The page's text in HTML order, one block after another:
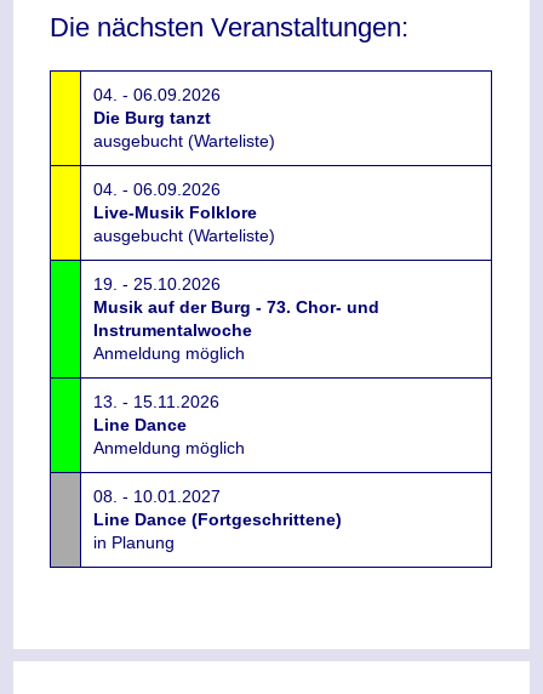
Die nächsten Veranstaltungen:
04. - 06.09.2026
Die Burg tanzt
ausgebucht (Warteliste)
04. - 06.09.2026
Live-Musik Folklore
ausgebucht (Warteliste)
19. - 25.10.2026
Musik auf der Burg - 73. Chor- und
Instrumentalwoche
Anmeldung möglich
13. - 15.11.2026
Line Dance
Anmeldung möglich
08. - 10.01.2027
Line Dance (Fortgeschrittene)
in Planung